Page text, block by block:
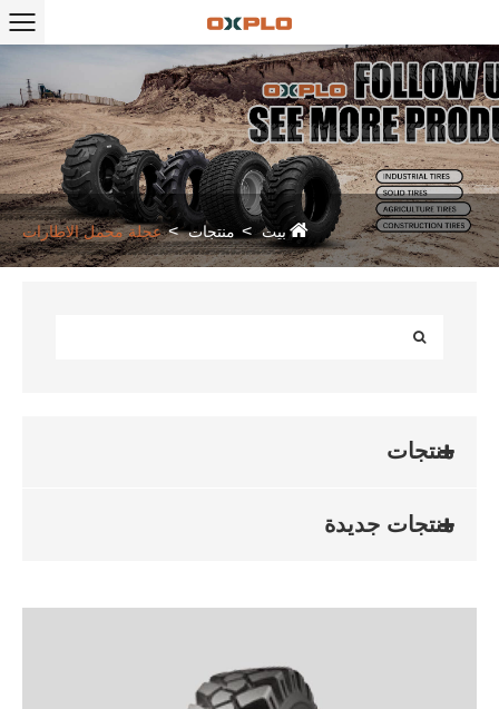
بيت منتجات عجلة محمل الاطارات
منتجات
منتجات جديدة